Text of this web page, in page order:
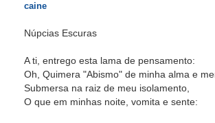
caine
Núpcias Escuras
A ti, entrego esta lama de pensamento:
Oh, Quimera "Abismo" de minha alma e
Submersa na raiz de meu isolamento,
O que em minhas noite, vomita e sente: